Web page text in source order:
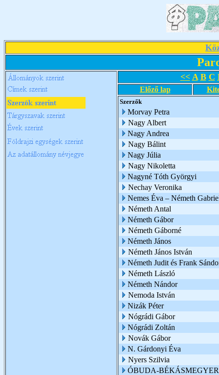
<< A B C
Előző lap
Szerzők
Morvay Petra
Nagy Albert
Nagy Andrea
Nagy Bálint
Nagy Júlia
Nagy Nikoletta
Nagyné Tóth Györgyi
Nechay Veronika
Nemes Éva – Németh
Németh Antal
Németh Gábor
Németh Gáborné
Németh János
Németh János István
Németh Judit és Frank
Németh László
Németh Nándor
Nemoda István
Nizák Péter
Nógrádi Gábor
Nógrádi Zoltán
Novák Gábor
N. Gárdonyi Éva
Nyers Szilvia
ÓBUDA-